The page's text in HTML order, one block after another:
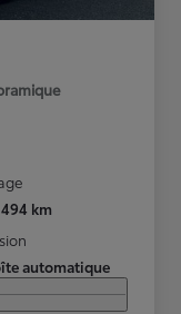
494 km
automatique